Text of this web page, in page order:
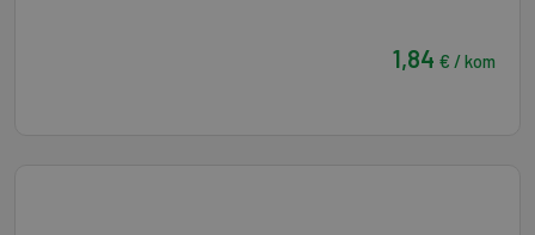
1,84 € / kom